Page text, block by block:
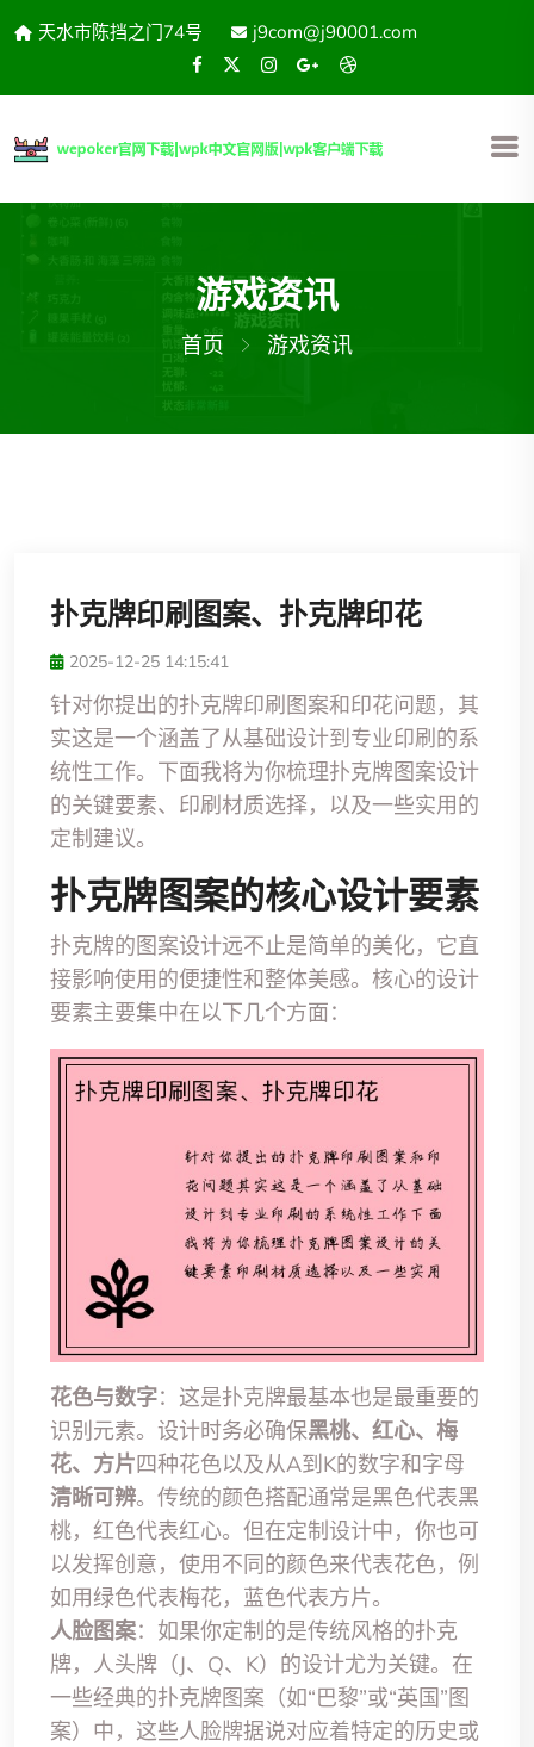
天水市陈挡之门74号 j9com@j90001.com
游戏资讯
首页 游戏资讯
扑克牌印刷图案、扑克牌印花
2025-12-25 14:15:41
针对你提出的扑克牌印刷图案和印花问题，其
实这是一个涵盖了从基础设计到专业印刷的系
统性工作。下面我将为你梳理扑克牌图案设计
的关键要素、印刷材质选择，以及一些实用的
定制建议。
扑克牌图案的核心设计要素
扑克牌的图案设计远不止是简单的美化，它直
接影响使用的便捷性和整体美感。核心的设计
要素主要集中在以下几个方面：
花色与数字：这是扑克牌最基本也是最重要的
识别元素。设计时务必确保黑桃、红心、梅
花、方片四种花色以及从A到K的数字和字母
清晰可辨。传统的颜色搭配通常是黑色代表黑
桃，红色代表红心。但在定制设计中，你也可
以发挥创意，使用不同的颜色来代表花色，例
如用绿色代表梅花，蓝色代表方片。
人脸图案：如果你定制的是传统风格的扑克
牌，人头牌（J、Q、K）的设计尤为关键。在
一些经典的扑克牌图案（如“巴黎”或“英国”图
案）中，这些人脸牌据说对应着特定的历史或